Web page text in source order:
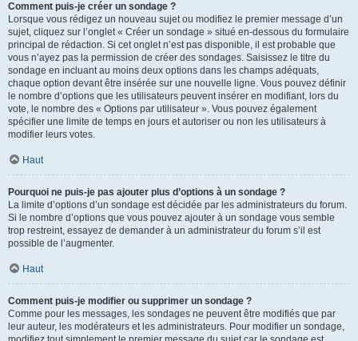
Comment puis-je créer un sondage ?
Lorsque vous rédigez un nouveau sujet ou modifiez le premier message d’un
sujet, cliquez sur l’onglet « Créer un sondage » situé en-dessous du formulaire
principal de rédaction. Si cet onglet n’est pas disponible, il est probable que
vous n’ayez pas la permission de créer des sondages. Saisissez le titre du
sondage en incluant au moins deux options dans les champs adéquats,
chaque option devant être insérée sur une nouvelle ligne. Vous pouvez définir
le nombre d’options que les utilisateurs peuvent insérer en modifiant, lors du
vote, le nombre des « Options par utilisateur ». Vous pouvez également
spécifier une limite de temps en jours et autoriser ou non les utilisateurs à
modifier leurs votes.
Haut
Pourquoi ne puis-je pas ajouter plus d’options à un sondage ?
La limite d’options d’un sondage est décidée par les administrateurs du forum.
Si le nombre d’options que vous pouvez ajouter à un sondage vous semble
trop restreint, essayez de demander à un administrateur du forum s’il est
possible de l’augmenter.
Haut
Comment puis-je modifier ou supprimer un sondage ?
Comme pour les messages, les sondages ne peuvent être modifiés que par
leur auteur, les modérateurs et les administrateurs. Pour modifier un sondage,